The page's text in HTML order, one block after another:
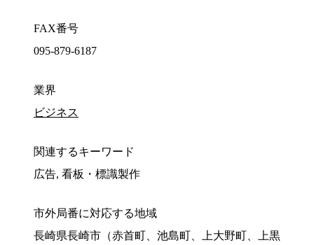
FAX番号
095-879-6187
業界
ビジネス
関連するキーワード
広告, 看板・標識製作
市外局番に対応する地域
長崎県長崎市（赤首町、池島町、上大野町、上黒